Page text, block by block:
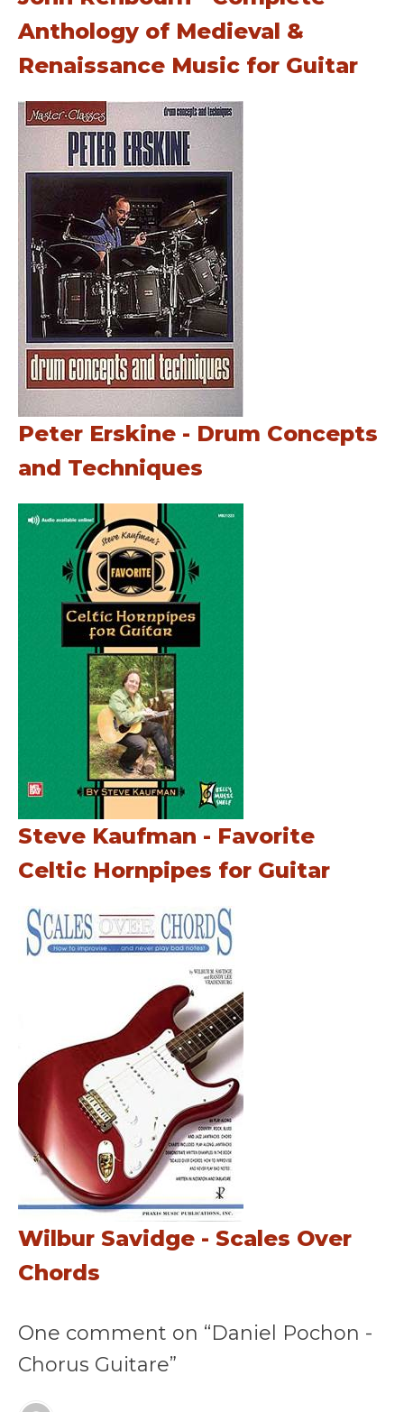
Anthology of Medieval &
Renaissance Music for Guitar
Peter Erskine - Drum Concepts
and Techniques
Steve Kaufman - Favorite
Celtic Hornpipes for Guitar
Wilbur Savidge - Scales Over
Chords
One comment on “Daniel Pochon -
Chorus Guitare”